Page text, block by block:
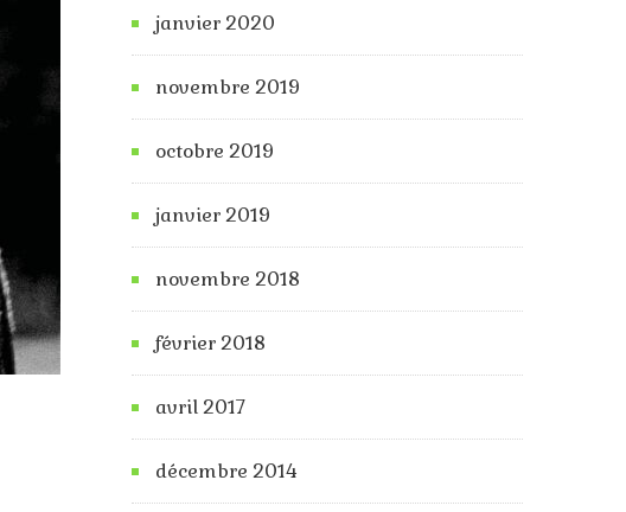
janvier 2020
novembre 2019
octobre 2019
janvier 2019
novembre 2018
février 2018
avril 2017
décembre 2014